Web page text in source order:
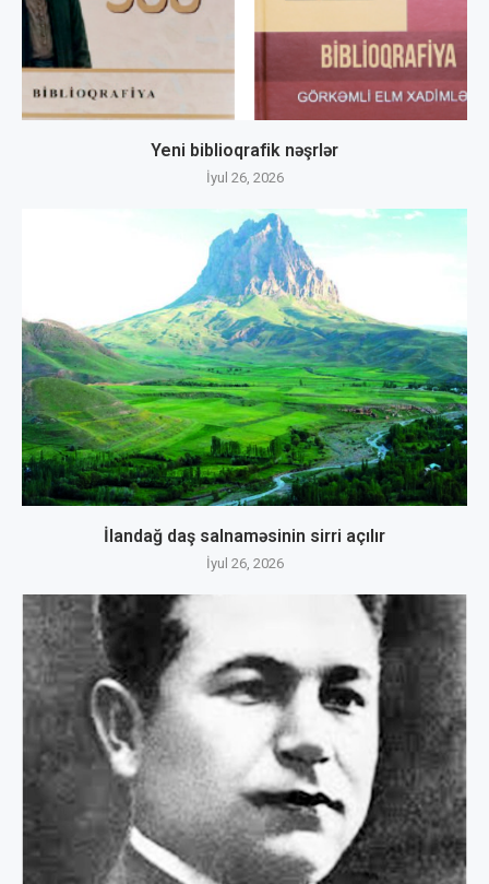
Yeni biblioqrafik nəşrlər
İyul 26, 2026
İlandağ daş salnaməsinin sirri açılır
İyul 26, 2026